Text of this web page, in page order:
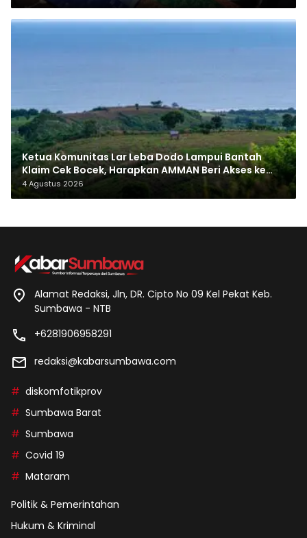
Ketua Komunitas Lar Leba Dodo Lampui Bantah
Klaim Cek Bocek, Harapkan AMMAN Beri Akses ke
Makam Leluhur
4 Agustus 2026
Alamat Redaksi, Jln, DR. Cipto No 09 Kel Pekat Keb.
Sumbawa - NTB
+6281906958291
redaksi@kabarsumbawa.com
diskomfotikprov
Sumbawa Barat
Sumbawa
Covid 19
Mataram
Politik & Pemerintahan
Hukum & Kriminal